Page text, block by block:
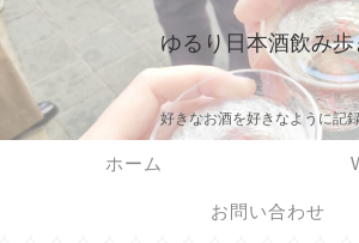
ゆるり日本酒飲み歩
好きなお酒を好きなように記
ホーム
お問い合わせ